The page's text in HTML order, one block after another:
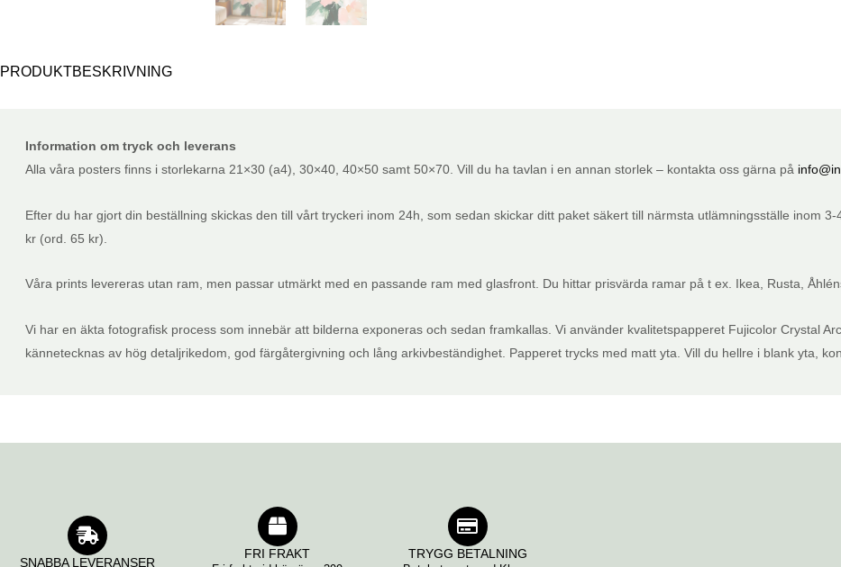
PRODUKTBESKRIVNING
Information om tryck och leverans
Alla våra posters finns i storlekarna 21×30 (a4), 30×40, 40×50 samt 50×70. Vill du ha tavlan i en annan storlek – kontakta oss gärna på
Efter du har gjort din beställning skickas den till vårt tryckeri inom 24h, som sedan skickar ditt paket säkert till närmsta utlämningsställe inom
kr (ord. 65 kr).
Våra prints levereras utan ram, men passar utmärkt med en passande ram med glasfront. Du hittar prisvärda ramar på t ex. Ikea, Rusta,
Vi har en äkta fotografisk process som innebär att bilderna exponeras och sedan framkallas. Vi använder kvalitetspapperet Fujicolor Crystal
kännetecknas av hög detaljrikedom, god färgåtergivning och lång arkivbeständighet. Papperet trycks med matt yta. Vill du hellre i blank yta,
SNABBA LEVERANSER
FRI FRAKT TRYGG BETALNING